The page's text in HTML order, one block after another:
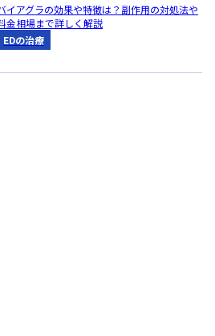
イアグラの効果や特徴は？副作用の対処法や
金相場まで詳しく解説
EDの治療